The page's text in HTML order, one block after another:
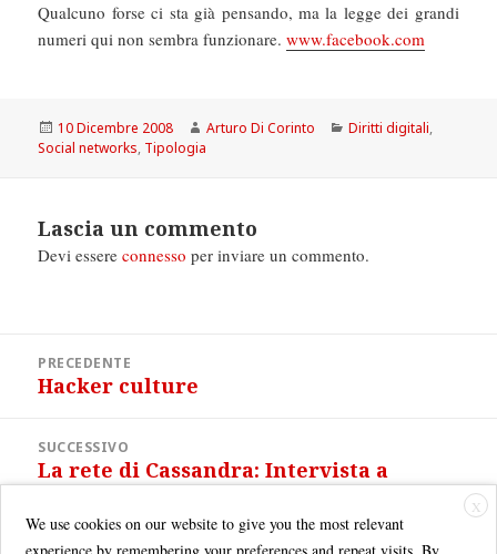
Qualcuno forse ci sta già pensando, ma la legge dei grandi
numeri qui non sembra funzionare.www.facebook.com
Scritto
il
10 Dicembre 2008 Autore
Arturo Di Corinto Categorie
Diritti digitali,
Social networks, Tipologia
Lascia un commento
Devi essereconnesso per inviare un commento.
articoliPRECEDENTE
Articolo
Hacker culture
SUCCESSIVO
Articolo
La rete di Cassandra: Intervista a
X
We use cookies on our website to give you the most relevant